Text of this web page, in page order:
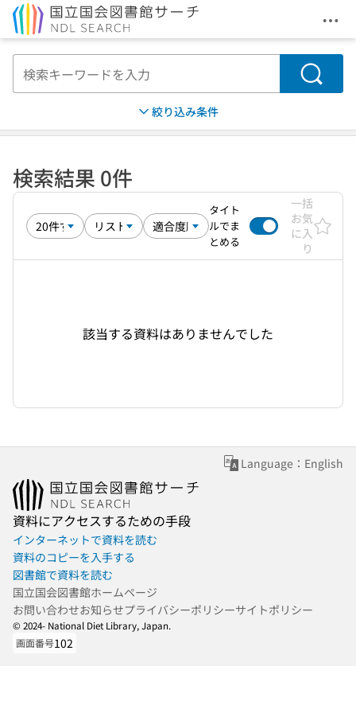
メ
検索
絞り込み条件
検索結果 0件
タイト
ルでま
とめる
一括
お気
に入
り
該当する資料はありませんでした
Language：English
資料にアクセスするための手段
インターネットで資料を読む
資料のコピーを入手する
図書館で資料を読む
国立国会図書館ホームページ
お問い合わせお知らせプライバシーポリシーサイトポリシー
© 2024- National Diet Library, Japan.
画面番号102